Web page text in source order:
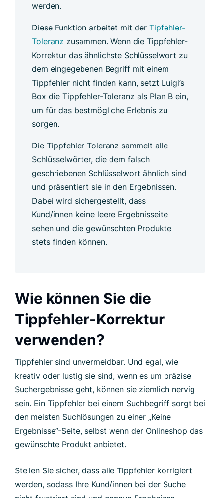
werden.
Diese Funktion arbeitet mit der Tipfehler-
Toleranz zusammen. Wenn die Tippfehler-
Korrektur das ähnlichste Schlüsselwort zu
dem eingegebenen Begriff mit einem
Tippfehler nicht finden kann, setzt Luigi’s
Box die Tippfehler-Toleranz als Plan B ein,
um für das bestmögliche Erlebnis zu
sorgen.
Die Tippfehler-Toleranz sammelt alle
Schlüsselwörter, die dem falsch
geschriebenen Schlüsselwort ähnlich sind
und präsentiert sie in den Ergebnissen.
Dabei wird sichergestellt, dass
Kund/innen keine leere Ergebnisseite
sehen und die gewünschten Produkte
stets finden können.
Wie können Sie die
Tippfehler-Korrektur
verwenden?
Tippfehler sind unvermeidbar. Und egal, wie
kreativ oder lustig sie sind, wenn es um präzise
Suchergebnisse geht, können sie ziemlich nervig
sein. Ein Tippfehler bei einem Suchbegriff sorgt bei
den meisten Suchlösungen zu einer „Keine
Ergebnisse”-Seite, selbst wenn der Onlineshop das
gewünschte Produkt anbietet.
Stellen Sie sicher, dass alle Tippfehler korrigiert
werden, sodass Ihre Kund/innen bei der Suche